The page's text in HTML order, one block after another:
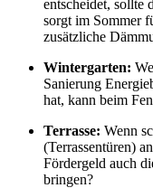
entscheidet, sollte
sorgt im Sommer
zusätzliche
Wintergarten:
Sanierung
hat, kann beim
Terrasse: Wenn
(Terrassentüren)
Fördergeld auch
bringen?